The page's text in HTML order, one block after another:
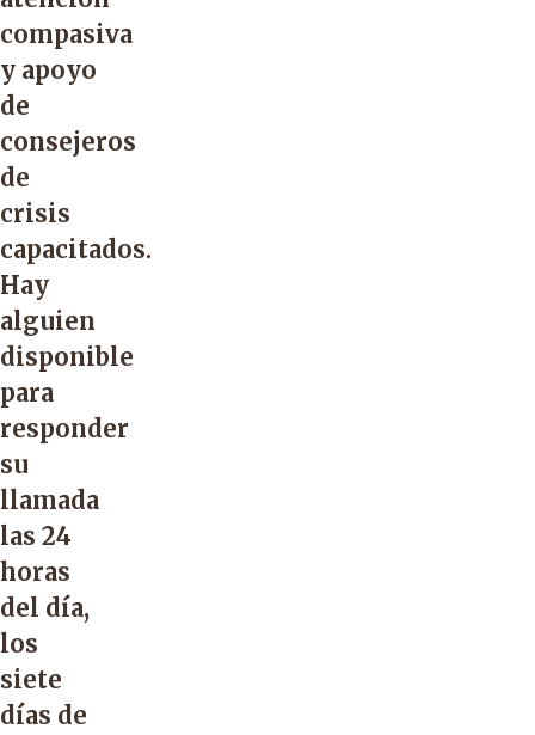
compasiva
y apoyo
de
consejeros
de
crisis
capacitados.
Hay
alguien
disponible
para
responder
su
llamada
las 24
horas
del día,
los
siete
días de